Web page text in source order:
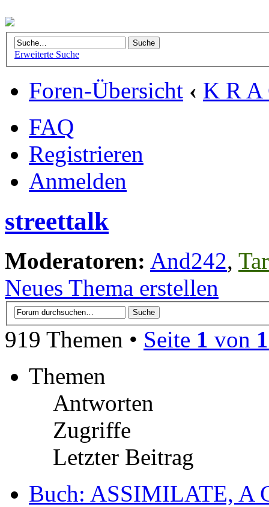
Erweiterte Suche
Foren-Übersicht ‹ K R A
FAQ
Registrieren
Anmelden
streettalk
Moderatoren: And242,
Neues Thema erstellen
919 Themen • Seite 1 von
Themen
Antworten
Zugriffe
Letzter Beitrag
Buch: ASSIMILATE, A